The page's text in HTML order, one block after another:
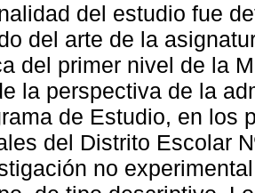
del estudio fue
del arte de la
del primer nivel de la
la perspectiva de la
de Estudio, en los
del Distrito Escolar
no